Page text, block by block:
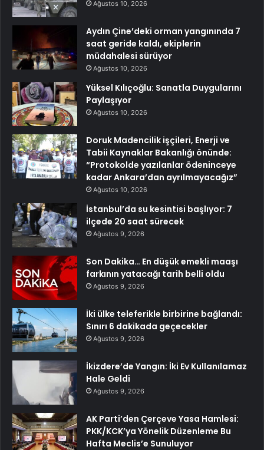
Ağustos 10, 2026
Aydın Çine’deki orman yangınında 7
saat geride kaldı, ekiplerin
müdahalesi sürüyor
Ağustos 10, 2026
Yüksel Kılıçoğlu: Sanatla Duygularını
Paylaşıyor
Ağustos 10, 2026
Doruk Madencilik işçileri, Enerji ve
Tabii Kaynaklar Bakanlığı önünde:
“Protokolde yazılanlar ödeninceye
kadar Ankara’dan ayrılmayacağız”
Ağustos 10, 2026
İstanbul’da su kesintisi başlıyor: 7
ilçede 20 saat sürecek
Ağustos 9, 2026
Son Dakika… En düşük emekli maaşı
farkının yatacağı tarih belli oldu
Ağustos 9, 2026
İki ülke teleferikle birbirine bağlandı:
Sınırı 6 dakikada geçecekler
Ağustos 9, 2026
İkizdere’de Yangın: İki Ev Kullanılamaz
Hale Geldi
Ağustos 9, 2026
AK Parti’den Çerçeve Yasa Hamlesi:
PKK/KCK’ya Yönelik Düzenleme Bu
Hafta Meclis’e Sunuluyor